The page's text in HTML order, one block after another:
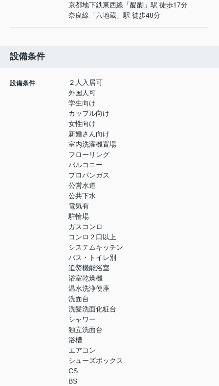
京都地下鉄東西線 「醍醐 」駅 徒歩17分
奈良線 「六地蔵 」駅 徒歩48分
設備条件
設備条件
２人入居可
外国人可
学生向け
カップル向け
女性向け
新婚さん向け
室内洗濯機置場
フローリング
バルコニー
プロパンガス
公営水道
公共下水
電気有
駐輪場
ガスコンロ
コンロ２口以上
システムキッチン
バス・トイレ別
追焚機能浴室
浴室乾燥機
温水洗浄便座
洗面台
洗髪洗面化粧台
シャワー
独立洗面台
浴槽
エアコン
シューズボックス
CS
BS